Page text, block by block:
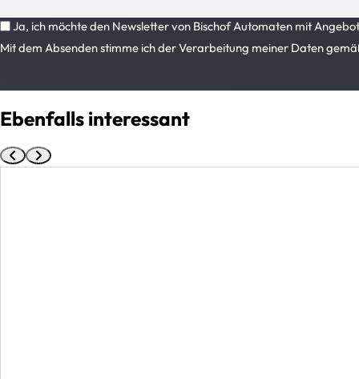
Ja, ich möchte den Newsletter von Bischof Automaten mit
Mit dem Absenden stimme ich der Verarbeitung meiner Daten
Ebenfalls interessant